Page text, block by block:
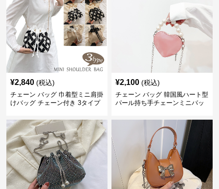
¥2,840 (税込)
チェーン バッグ 巾着型ミニ肩掛
けバッグ チェーン付き 3タイプ
¥2,100 (税込)
チェーン バッグ 韓国風ハート型
パール持ち手チェーンミニバッ